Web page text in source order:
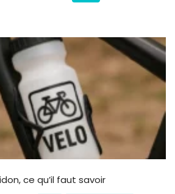
ce qu’il faut savoir